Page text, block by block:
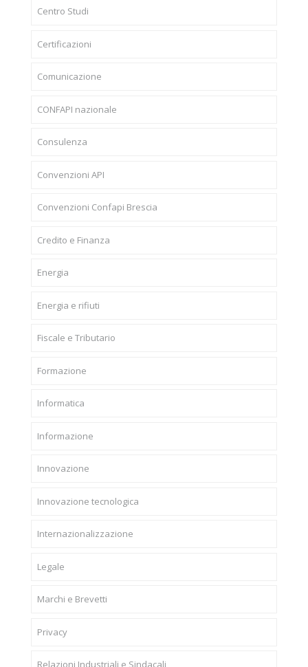
Centro Studi
Certificazioni
Comunicazione
CONFAPI nazionale
Consulenza
Convenzioni API
Convenzioni Confapi Brescia
Credito e Finanza
Energia
Energia e rifiuti
Fiscale e Tributario
Formazione
Informatica
Informazione
Innovazione
Innovazione tecnologica
Internazionalizzazione
Legale
Marchi e Brevetti
Privacy